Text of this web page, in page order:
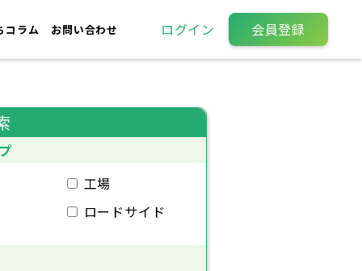
コラム お問い合わせ ログイン 会員登録
工場
ロードサイド